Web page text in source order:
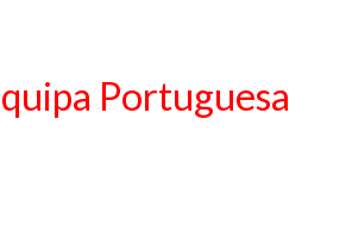
Portuguesa